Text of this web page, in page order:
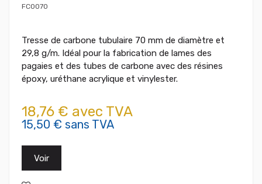
FC0070
Tresse de carbone tubulaire 70 mm de diamètre et
29,8 g/m. Idéal pour la fabrication de lames des
pagaies et des tubes de carbone avec des résines
époxy, uréthane acrylique et vinylester.
18,76 € avec TVA
15,50 € sans TVA
Voir